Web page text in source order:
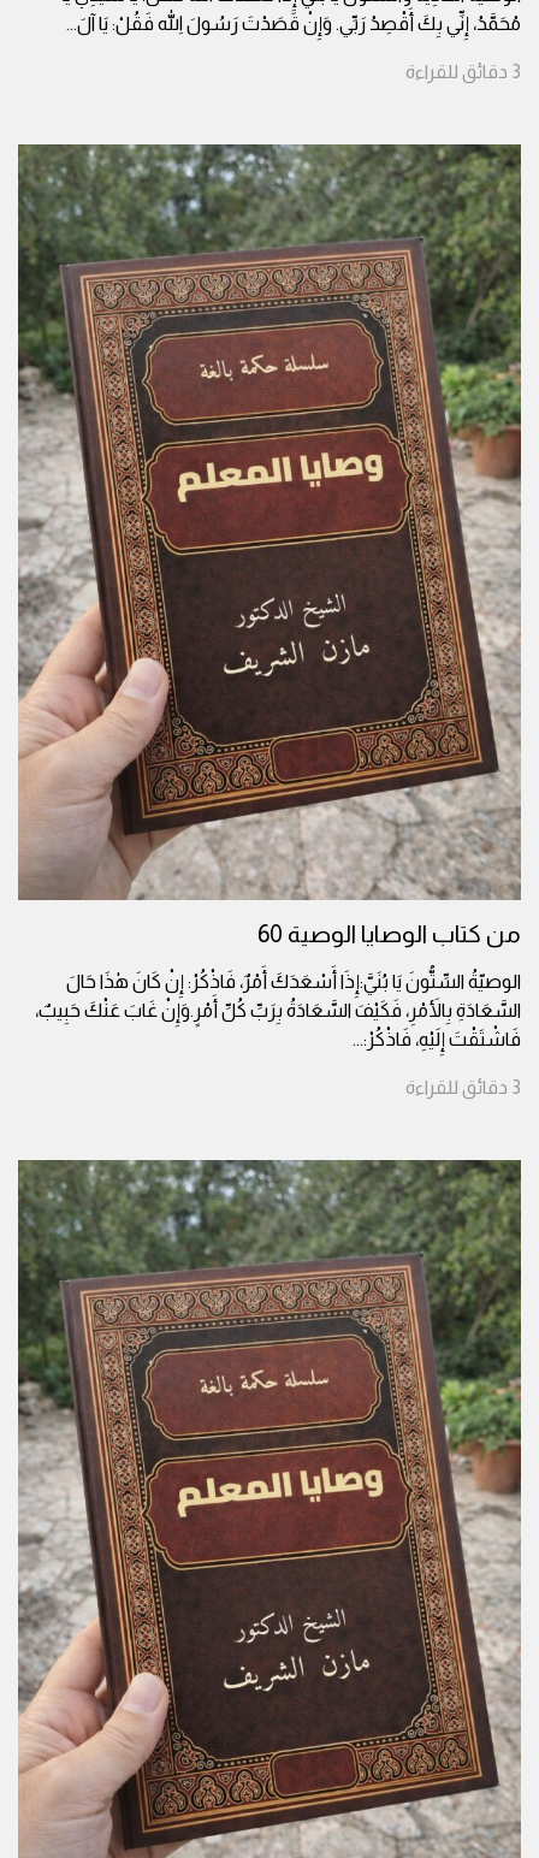
مُحَمَّدُ، إِنِّي بِكَ أَقْصِدُ رَبِّي. وَإِنْ قَصَدْتَ رَسُولَ اللهِ فَقُلْ: يَا آلَ...
3 دقائق للقراءة
من كتاب الوصايا الوصية 60
الوصيّةُ السِّتُّونَ يَا بُنَيَّ:إِذَا أَسْعَدَكَ أَمْرٌ، فَاذْكُرْ: إِنْ كَانَ هٰذَا حَالَ
السَّعَادَةِ بِالأَمْرِ، فَكَيْفَ السَّعَادَةُ بِرَبِّ كُلِّ أَمْرٍ.وَإِنْ غَابَ عَنْكَ حَبِيبٌ،
فَاشْتَقْتَ إِلَيْهِ، فَاذْكُرْ:...
3 دقائق للقراءة